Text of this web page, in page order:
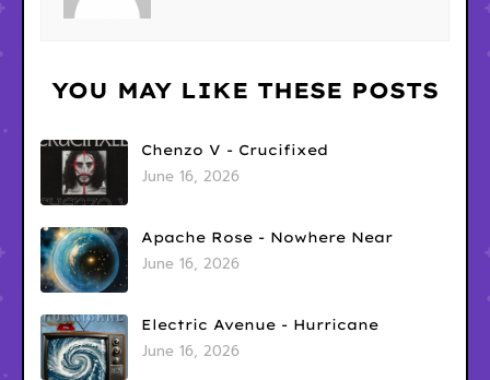
YOU MAY LIKE THESE POSTS
Chenzo V - Crucifixed
June 16, 2026
Apache Rose - Nowhere Near
June 16, 2026
Electric Avenue - Hurricane
June 16, 2026